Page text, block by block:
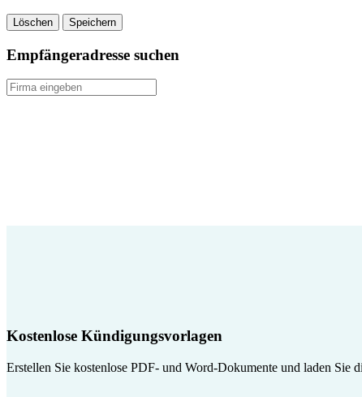
Löschen Speichern
Empfängeradresse suchen
Kostenlose Kündigungsvorlagen
Erstellen Sie kostenlose PDF- und Word-Dokumente und laden Sie